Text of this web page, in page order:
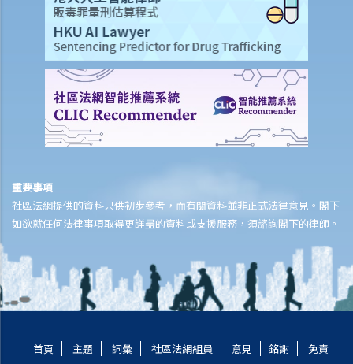
單索取全數保額，或只可索取實際開支或損失？
意外或個人傷亡保險
「意外受傷」的一般定義是甚麼？如果我受了傷但沒有表面傷痕，我可
否向保險公司索償？
「永久傷殘」和「暫時性傷殘」的一般定義是甚麼？保險公司支付了一
筆永久傷殘賠償給我，但兩年後我奇蹟地復原，保險公司可否向我討回
部分賠償？
公司的賠款？
家居保險
保險公司會否在支付賠償之前先作出專業評估？
我是大廈內某個單位的業主，而大廈本身已經購有第三者責任保險。如
果有訪客或住客在大廈內遇上意外受傷，我是否可以置身事外？
或向其他認可機構投訴？法庭或其他機構有否就每項索償或投訴設立賠
重要事項
社區法網提供的資料只供初步參考，而有關資料並非正式法律意見。閣下
如欲就任何法律事項取得更詳盡的資料或支援服務，須諮詢閣下的律師。
首頁 主題 詞彙 社區法網組員 意見 銘謝 免責